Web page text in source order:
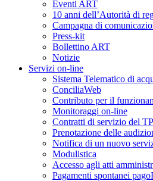
Eventi ART
10 anni dell’Autorità di
Campagna di
Press-kit
Bollettino ART
Notizie
Servizi on-line
Sistema Telematico di
ConciliaWeb
Contributo per il
Monitoraggi on-line
Contratti di servizio del
Prenotazione delle
Notifica di un nuovo
Modulistica
Accesso agli atti
Pagamenti spontanei